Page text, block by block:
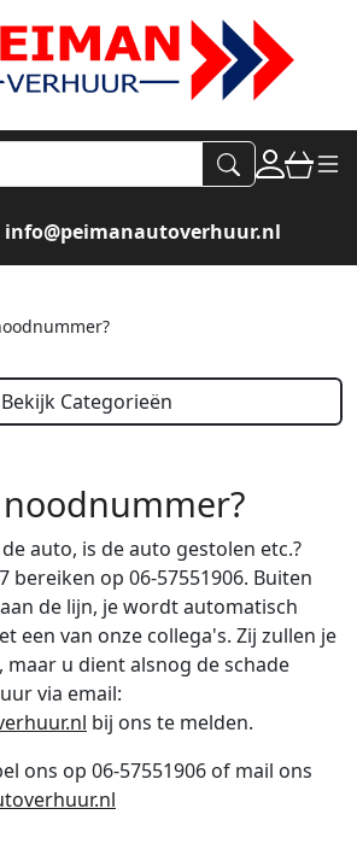
naar
info@peimanautoverhuur.nl
Bekijk Categorieën
auto, is de auto gestolen etc.?
bereiken op 06-57551906. Buiten
de lijn, je wordt automatisch
een van onze collega's. Zij zullen je
u dient alsnog de schade
via email:
bij ons te melden.
ons op 06-57551906 of mail ons